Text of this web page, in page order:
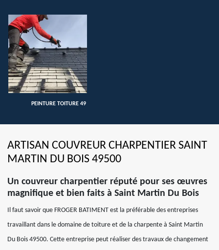
PEINTURE TOITURE 49
ARTISAN COUVREUR CHARPENTIER SAINT
MARTIN DU BOIS 49500
Un couvreur charpentier réputé pour ses œuvres
magnifique et bien faits à Saint Martin Du Bois
Il faut savoir que FROGER BATIMENT est la préférable des entreprises
travaillant dans le domaine de toiture et de la charpente à Saint Martin
Du Bois 49500. Cette entreprise peut réaliser des travaux de changement